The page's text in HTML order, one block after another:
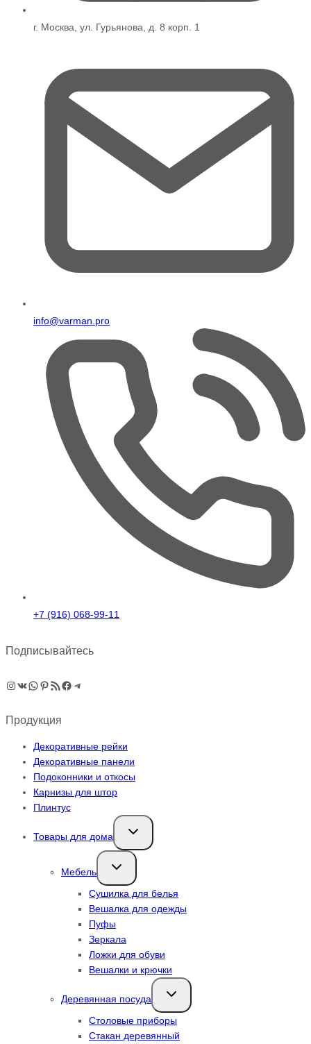
г. Москва, ул. Гурьянова, д. 8 корп. 1
info@varman.pro
+7 (916) 068-99-11
Подписывайтесь
Instagram
ВКонтакте
WhatsApp
Pinterest
RSS-рассылка
Facebook
Telegram
Продукция
Декоративные рейки
Декоративные панели
Подоконники и откосы
Карнизы для штор
Плинтус
Товары для дома
Переключить
дочернее
Мебель
Переключить
дочернее
Сушилка для белья
Вешалка для одежды
Пуфы
Зеркала
Ложки для обуви
Вешалки и крючки
Деревянная посуда
Переключить
дочернее
Столовые приборы
Стакан деревянный